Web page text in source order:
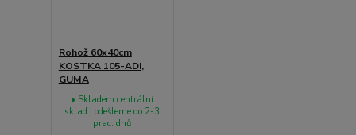
Rohož 60x40cm
KOSTKA 105-ADI,
GUMA
• Skladem centrální
sklad | odešleme do 2-3
prac. dnů